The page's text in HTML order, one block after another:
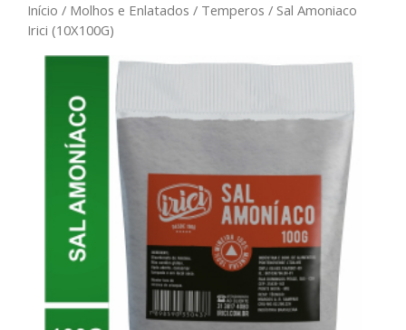
Início / Molhos e Enlatados / Temperos / Sal Amoniaco
Irici (10X100G)